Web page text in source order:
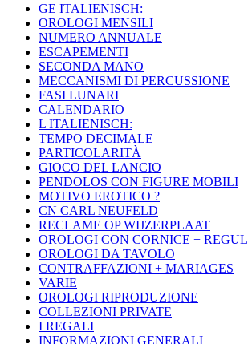
GE ITALIENISCH:
OROLOGI MENSILI
NUMERO ANNUALE
ESCAPEMENTI
SECONDA MANO
MECCANISMI DI PERCUSSIONE
FASI LUNARI
CALENDARIO
L ITALIENISCH:
TEMPO DECIMALE
PARTICOLARITÀ
GIOCO DEL LANCIO
PENDOLOS CON FIGURE MOBILI
MOTIVO EROTICO ?
CN CARL NEUFELD
RECLAME OP WIJZERPLAAT
OROLOGI CON CORNICE +
OROLOGI DA TAVOLO
CONTRAFFAZIONI + MARIAGES
VARIE
OROLOGI RIPRODUZIONE
COLLEZIONI PRIVATE
I REGALI
INFORMAZIONI GENERALI